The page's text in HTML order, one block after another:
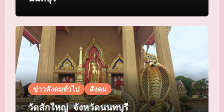
ข่าวสังคมทั่วไป สังคม
วัดสักใหญ่ จังหวัดนนทบุรี